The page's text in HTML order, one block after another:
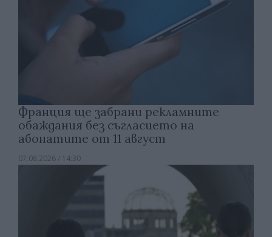
Франция ще забрани рекламните
обаждания без съгласието на
абонатите от 11 август
07.08.2026 / 14:30